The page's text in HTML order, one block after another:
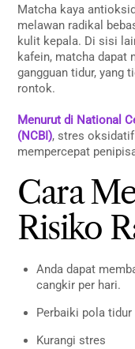
Matcha kaya
melawan radikal
kulit kepala. Di sisi
kafein, matcha dapat
gangguan tidur, yang
rontok.
Menurut di National
(NCBI), stres
mempercepat
Cara
Risiko
Anda dapat
cangkir per hari.
Perbaiki pola tidur
Kurangi stres